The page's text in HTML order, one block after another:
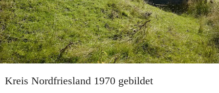
Kreis Nordfriesland 1970 gebildet